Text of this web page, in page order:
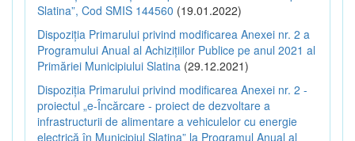
Slatina”, Cod SMIS 144560 (19.01.2022)
Dispoziția Primarului privind modificarea Anexei nr. 2 a
Programului Anual al Achizițiilor Publice pe anul 2021 al
Primăriei Municipiului Slatina (29.12.2021)
Dispoziția Primarului privind modificarea Anexei nr. 2 -
proiectul „e-Încărcare - proiect de dezvoltare a
infrastructurii de alimentare a vehiculelor cu energie
electrică în Municipiul Slatina” la Programul Anual al